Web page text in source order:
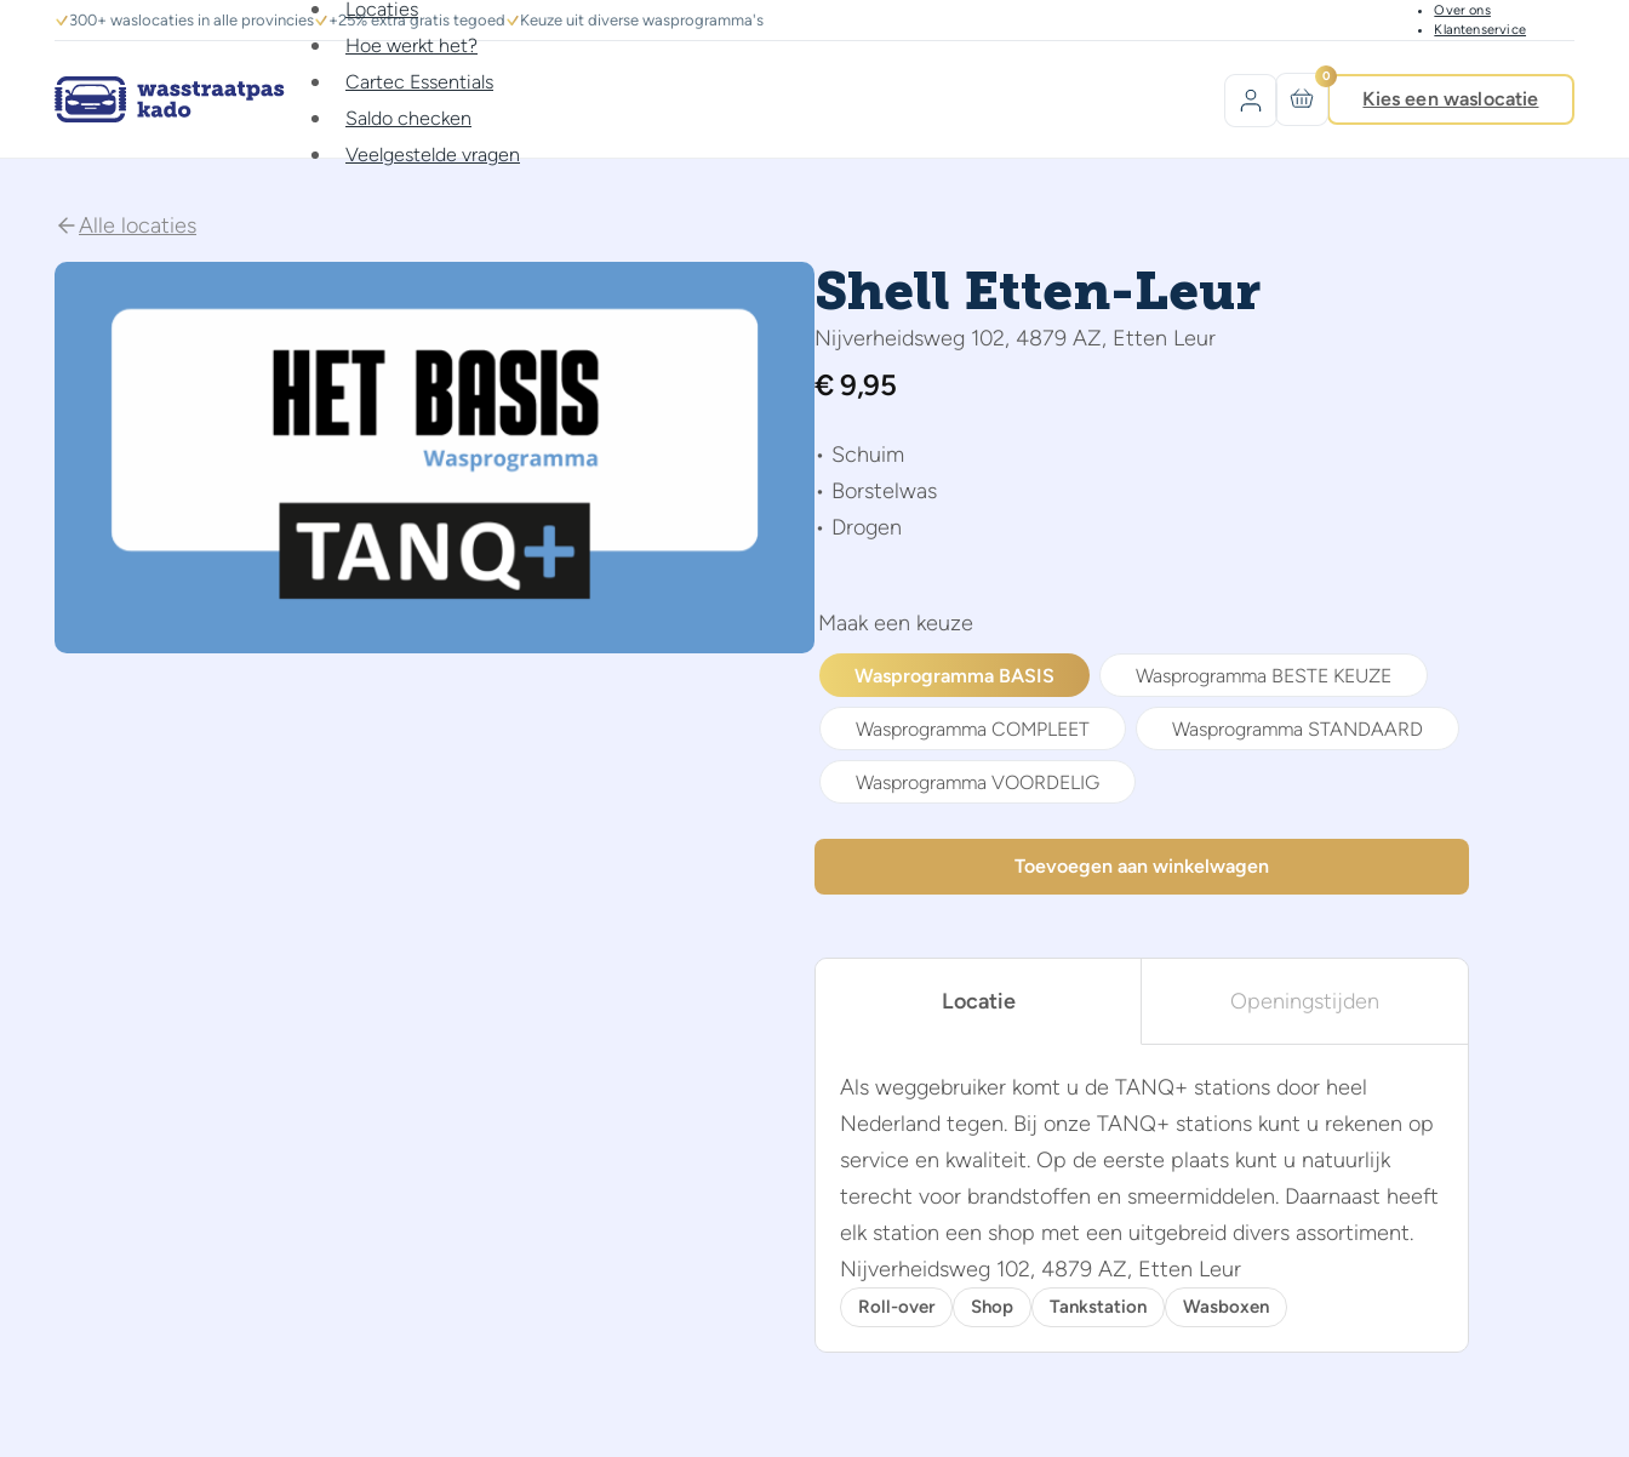
300+ waslocaties in alle provincies +25% extra gratis tegoed Keuze uit diverse wasprogramma's
Over ons
Klantenservice
Locaties
Hoe werkt het?
Cartec Essentials
Saldo checken
Veelgestelde vragen
0
Kies een waslocatie
Alle locaties
Shell Etten-Leur
Nijverheidsweg 102, 4879 AZ, Etten Leur
• Schuim
• Borstelwas
• Drogen
€9,95
Wasprogramma BASIS Wasprogramma BESTE KEUZE
Wasprogramma COMPLEET Wasprogramma STANDAARD
Wasprogramma VOORDELIG
Toevoegen aan winkelwagen
Locatie Openingstijden
Als weggebruiker komt u de TANQ+ stations door heel
Nederland tegen. Bij onze TANQ+ stations kunt u rekenen op
service en kwaliteit. Op de eerste plaats kunt u natuurlijk
terecht voor brandstoffen en smeermiddelen. Daarnaast heeft
elk station een shop met een uitgebreid divers assortiment.
Nijverheidsweg 102, 4879 AZ, Etten Leur
Roll-over Shop Tankstation Wasboxen